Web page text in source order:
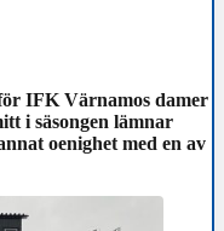
IFK Värnamos damer
i säsongen lämnar
oenighet med en av